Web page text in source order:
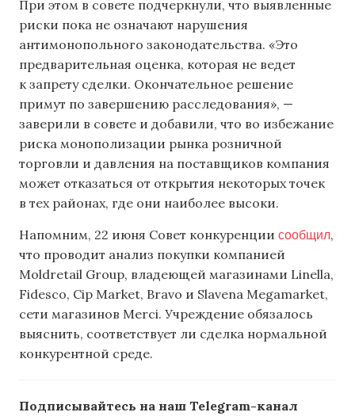
При этом в совете подчеркнули, что выявленные
риски пока не означают нарушения
антимонопольного законодательства. «Это
предварительная оценка, которая не ведет
к запрету сделки. Окончательное решение
примут по завершению расследования», —
заверили в совете и добавили, что во избежание
риска монополизации рынка розничной
торговли и давления на поставщиков компания
может отказаться от открытия некоторых точек
в тех районах, где они наиболее высоки.
Напомним, 22 июня Совет конкуренции сообщил,
что проводит анализ покупки компанией
Moldretail Group, владеющей магазинами Linella,
Fidesco, Cip Market, Bravo и Slavena Megamarket,
сети магазинов Merci. Учреждение обязалось
выяснить, соответствует ли сделка нормальной
конкурентной среде.
Подписывайтесь на наш Telegram-канал